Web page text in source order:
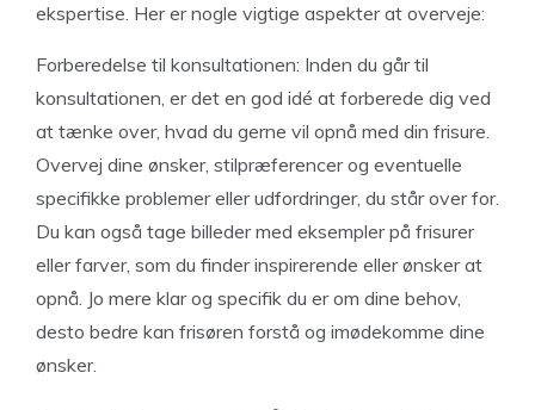
ekspertise. Her er nogle vigtige aspekter at overveje:
Forberedelse til konsultationen: Inden du går til
konsultationen, er det en god idé at forberede dig ved
at tænke over, hvad du gerne vil opnå med din frisure.
Overvej dine ønsker, stilpræferencer og eventuelle
specifikke problemer eller udfordringer, du står over for.
Du kan også tage billeder med eksempler på frisurer
eller farver, som du finder inspirerende eller ønsker at
opnå. Jo mere klar og specifik du er om dine behov,
desto bedre kan frisøren forstå og imødekomme dine
ønsker.